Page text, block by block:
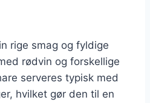
rige smag og fyldige
rødvin og forskellige
serveres typisk med
hvilket gør den til en